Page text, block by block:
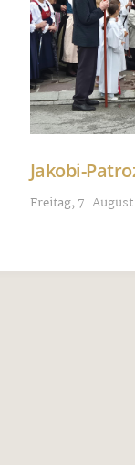
Jakobi-
Freitag, 7.